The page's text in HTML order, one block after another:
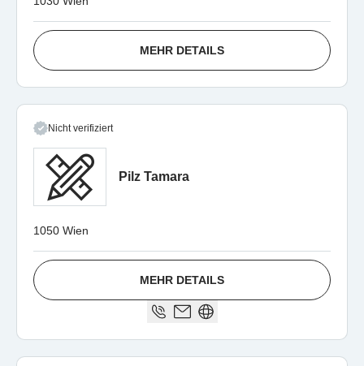
MEHR DETAILS
Nicht verifiziert
Pilz Tamara
1050 Wien
MEHR DETAILS